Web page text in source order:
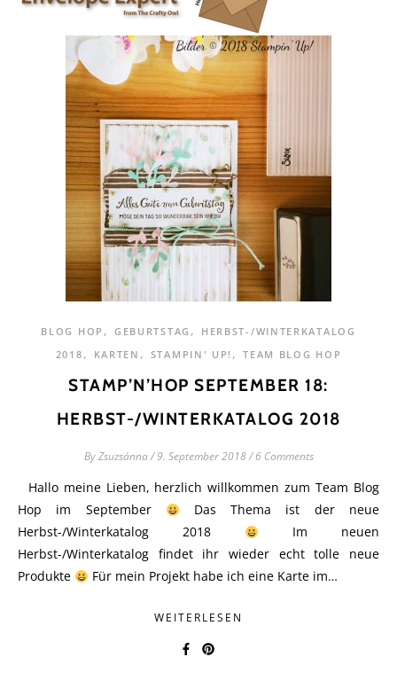
BLOG HOP , GEBURTSTAG ,
HERBST-/WINTERKATALOG
2018 , KARTEN , STAMPIN' UP! ,TEAM BLOG HOP
STAMP’N’HOP SEPTEMBER 18:
HERBST-/WINTERKATALOG 2018
ByZsuzsánna/ 9. September 2018/ 6 Comments
Hallo meine Lieben, herzlich willkommen zum Team Blog
Hop im September
Das Thema ist der neue
Herbst-/Winterkatalog 2018
Im neuen
Herbst-/Winterkatalog findet ihr wieder echt tolle neue
Produkte
Für mein Projekt habe ich eine Karte im…
WEITERLESEN